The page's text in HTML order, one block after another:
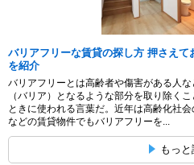
バリアフリーな賃貸の探し方 押さえて
を紹介
バリアフリーとは高齢者や傷害がある人
（バリア）となるような部分を取り除く
ときに使われる言葉だ。近年は高齢化社
などの賃貸物件でもバリアフリーを...
もっ